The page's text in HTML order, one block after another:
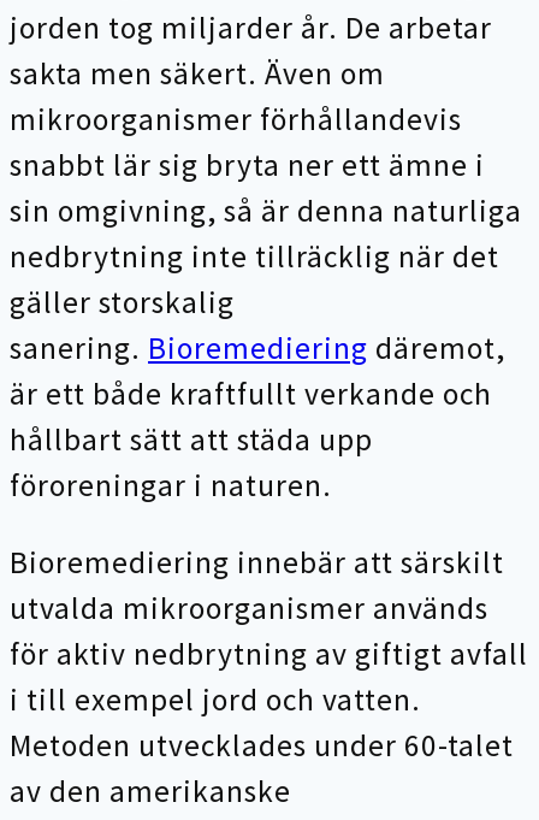
jorden tog miljarder år. De arbetar
sakta men säkert. Även om
mikroorganismer förhållandevis
snabbt lär sig bryta ner ett ämne i
sin omgivning, så är denna naturliga
nedbrytning inte tillräcklig när det
gäller storskalig
sanering. Bioremediering däremot,
är ett både kraftfullt verkande och
hållbart sätt att städa upp
föroreningar i naturen.
Bioremediering innebär att särskilt
utvalda mikroorganismer används
för aktiv nedbrytning av giftigt avfall
i till exempel jord och vatten.
Metoden utvecklades under 60-talet
av den amerikanske